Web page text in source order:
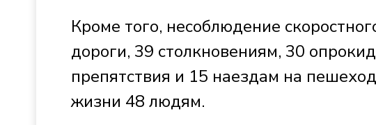
Кроме того, несоблюдение
дороги, 39 столкновениям, 30
препятствия и 15 наездам на
жизни 48 людям.